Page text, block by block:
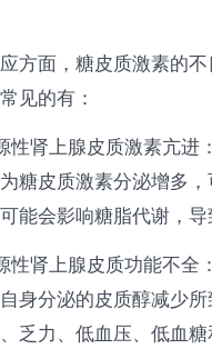
方面，糖皮质激素的
见的有：
性肾上腺皮质激素亢
糖皮质激素分泌增多
能会影响糖脂代谢，导
性肾上腺皮质功能不
身分泌的皮质醇减少
乏力、低血压、低血糖